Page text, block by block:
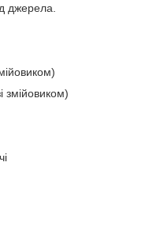
джерела.
змійовиком)